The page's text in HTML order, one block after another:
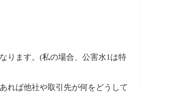
ります。(私の場合、公害水1は特
れば他社や取引先が何をどうして